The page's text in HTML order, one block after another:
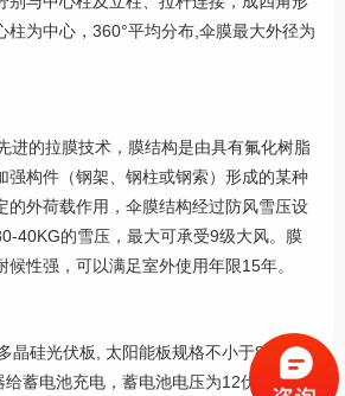
柱为中心，360°平均分布,伞膜最大外径为
的拉膜技术，膜结构是由具有氟化树脂
强构件（钢架、钢柱或钢索）形成的某种
的外荷载作用，伞膜结构经过防风雪压设
40KG的雪压，最大可承受9级大风。膜
性强，可以满足室外使用年限15年。
晶硅光伏板, 太阳能板规格不小于850*67
蓄电池充电，蓄电池电压为12伏安全电